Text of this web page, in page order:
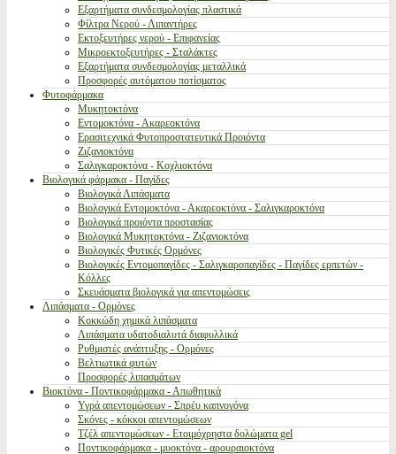
Εξαρτήματα συνδεσμολογίας πλαστικά
Φίλτρα Νερού - Λιπαντήρες
Εκτοξευτήρες νερού - Επιφανείας
Μικροεκτοξευτήρες - Σταλάκτες
Εξαρτήματα συνδεσμολογίας μεταλλικά
Προσφορές αυτόματου ποτίσματος
Φυτοφάρμακα
Μυκητοκτόνα
Εντομοκτόνα - Ακαρεοκτόνα
Ερασιτεχνικά Φυτοπροστατευτικά Προιόντα
Ζιζανιοκτόνα
Σαλιγκαροκτόνα - Κοχλιοκτόνα
Βιολογικά φάρμακα - Παγίδες
Βιολογικά Λιπάσματα
Βιολογικά Εντομοκτόνα - Ακαρεοκτόνα - Σαλιγκαροκτόνα
Βιολογικά προιόντα προστασίας
Βιολογικά Μυκητοκτόνα - Ζιζανιοκτόνα
Βιολογικές Φυτικές Ορμόνες
Βιολογικές Εντομοπαγίδες - Σαλιγκαροπαγίδες - Παγίδες ερπετών -
Κόλλες
Σκευάσματα βιολογικά για απεντομώσεις
Λιπάσματα - Ορμόνες
Κοκκώδη χημικά λιπάσματα
Λιπάσματα υδατοδιαλυτά διαφυλλικά
Ρυθμιστές ανάπτυξης - Ορμόνες
Βελτιωτικά φυτών
Προσφορές λιπασμάτων
Βιοκτόνα - Ποντικοφάρμακα - Απωθητικά
Υγρά απεντομώσεων - Σπρέυ καπνογόνα
Σκόνες - κόκκοι απεντομώσεων
Τζέλ απεντομώσεων - Ετοιμόχρηστα δολώματα gel
Ποντικοφάρμακα - μυοκτόνα - αρουραιοκτόνα